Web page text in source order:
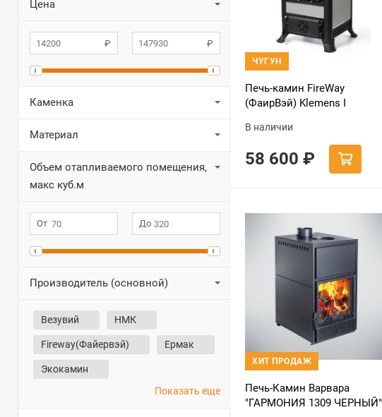
Цена
Каменка
Материал
Объем отапливаемого помещения,
макс куб.м
Производитель (основной)
Везувий НМК
Fireway(Файервэй) Ермак
Экокамин
Показать еще
ЧУГУН
Печь-камин FireWay
(ФаирВэй) Klemens I
В наличии
58 600 ₽
ХИТ ПРОДАЖ
Печь-Камин Варвара
"ГАРМОНИЯ 1309 ЧЕРНЫЙ"